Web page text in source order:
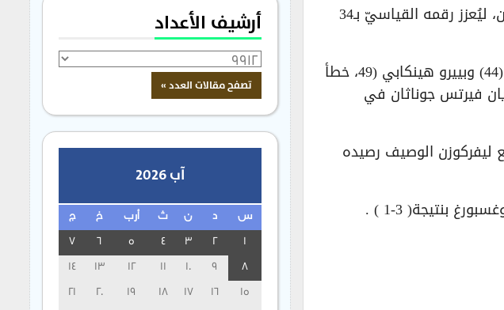
ومع تعثر ليفركوزن، استعاد بايرن اللقب الذي خسره الموسم الماضي لصالح ليفركوزن، ليُعزز رقمه القياسيّ بـ34
في مباراة فرايبورغ وليفركوزن، تقدّم أصحاب الأرض بهدفي ماكسيميليان إغيشتاين (44) وبييرو هينكابي (49، خطأ
فيرتس جوناثان في
، في المُقابل رفع ليفركوزن الوصيف رصيده
بنتيجة( 3-1 ) .
أرشيف الأعداد
آب 2026
س د ن ث أرب خ ج
1
2
3
4
5
6
7
8
9
10
11
12
13
14
15
16
17
18
19
20
21